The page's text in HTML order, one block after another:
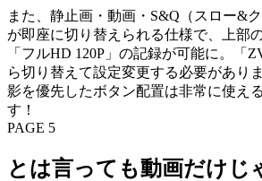
また、静止画・動画・S&Q（スロー&
が即座に切り替えられる仕様で、上部
「フルHD 120P」の記録が可能に。「
ら切り替えて設定変更する必要があり
影を優先したボタン配置は非常に使え
す！
PAGE 5
とは言っても動画だけじ